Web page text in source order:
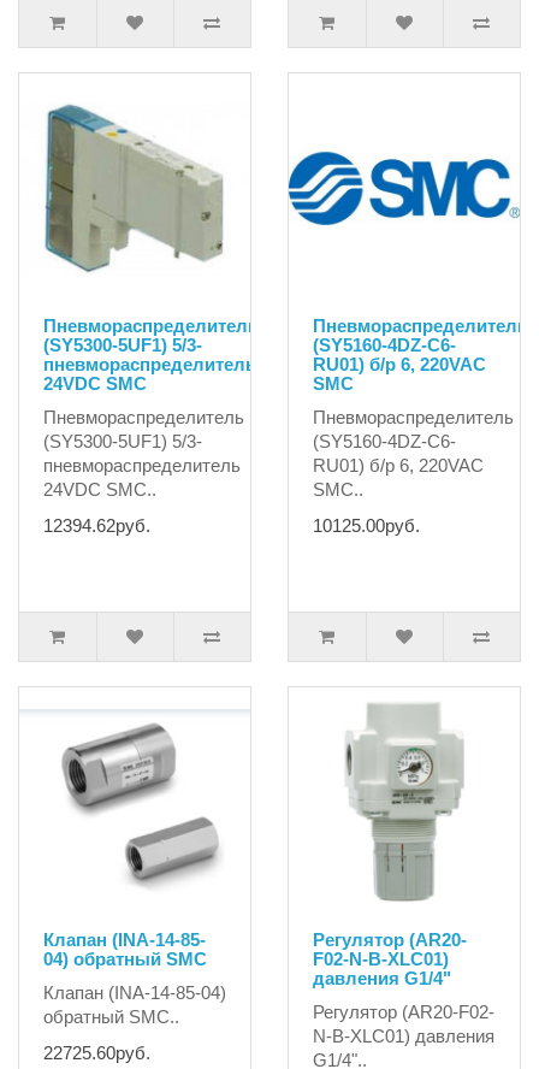
Пневмораспределитель
(SY5300-5UF1) 5/3-
пневмораспределитель
24VDC SMC
Пневмораспределитель
(SY5300-5UF1) 5/3-
пневмораспределитель
24VDC SMC..
12394.62руб.
Пневмораспределитель
(SY5160-4DZ-C6-
RU01) б/р 6, 220VAC
SMC
Пневмораспределитель
(SY5160-4DZ-C6-
RU01) б/р 6, 220VAC
SMC..
10125.00руб.
Клапан (INA-14-85-
04) обратный SMC
Клапан (INA-14-85-04)
обратный SMC..
22725.60руб.
Регулятор (AR20-
F02-N-B-XLC01)
давления G1/4"
Регулятор (AR20-F02-
N-B-XLC01) давления
G1/4"..